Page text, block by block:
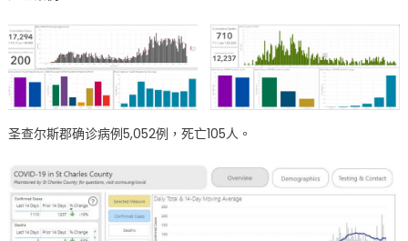
圣查尔斯郡确诊病例5,052例，死亡105人。